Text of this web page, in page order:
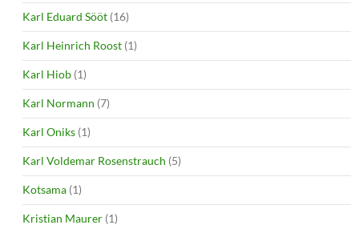
Karl Eduard Sööt (16)
Karl Heinrich Roost (1)
Karl Hiob (1)
Karl Normann (7)
Karl Oniks (1)
Karl Voldemar Rosenstrauch (5)
Kotsama (1)
Kristian Maurer (1)